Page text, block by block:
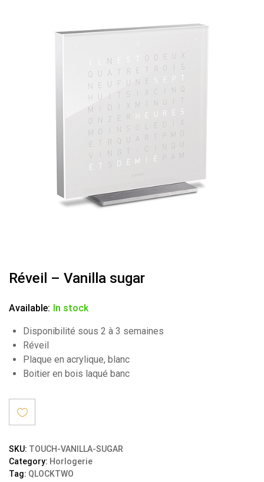
Réveil – Vanilla sugar
Available: In stock
Disponibilité sous 2 à 3 semaines
Réveil
Plaque en acrylique, blanc
Boitier en bois laqué banc
er à la
SKU: TOUCH-VANILLA-SUGAR
Category: Horlogerie
Tag: QLOCKTWO